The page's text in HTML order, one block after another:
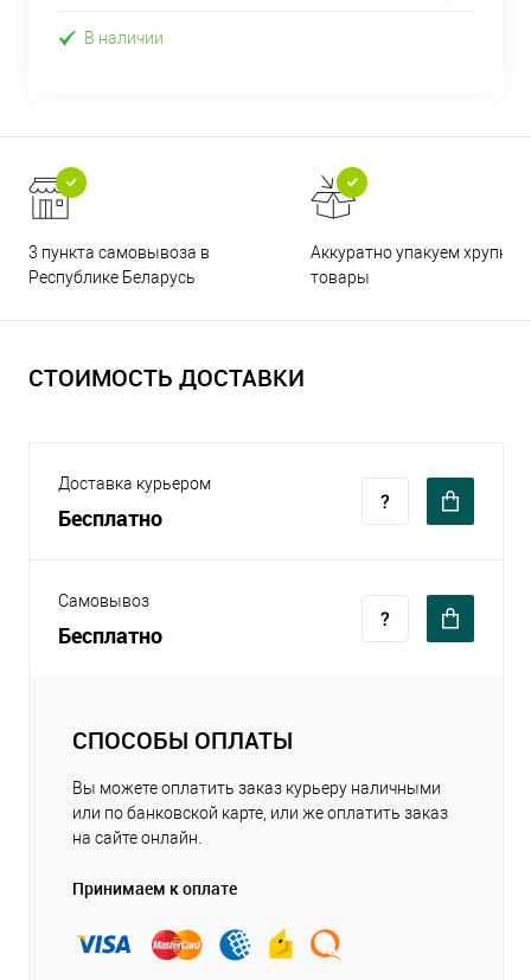
В наличии
3 пункта самовывоза в
Республике Беларусь
Аккуратно упакуем хрупкие
товары
СТОИМОСТЬ ДОСТАВКИ
Доставка курьером
Бесплатно
Самовывоз
Бесплатно
СПОСОБЫ ОПЛАТЫ
Вы можете оплатить заказ курьеру наличными
или по банковской карте, или же оплатить заказ
на сайте онлайн.
Принимаем к оплате